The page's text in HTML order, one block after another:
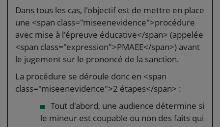
Dans tous les cas, l'objectif est de mettre en place
une <span class="miseenevidence">procédure
avec mise à l'épreuve éducative</span> (appelée
<span class="expression">PMAEE</span>) avant
le jugement sur le prononcé de la sanction.
La procédure se déroule donc en <span
class="miseenevidence">2 étapes</span> :
Tout d'abord, une audience détermine si
le mineur est coupable ou non des faits qui